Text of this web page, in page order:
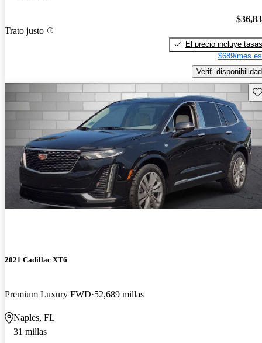
Trato justo
El precio incluye tasas
$689/mes
Verif. disponibilidad
2021 Cadillac XT6
Premium Luxury FWD 52,689 millas
Naples, FL
31 millas